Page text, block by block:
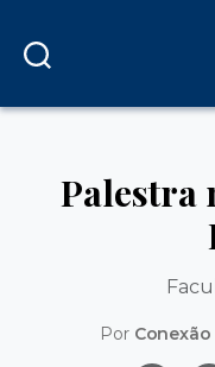
Palestra
Por Conexão